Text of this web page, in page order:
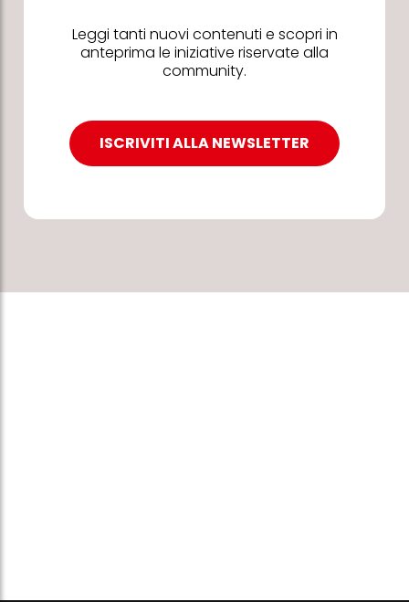
Leggi tanti nuovi contenuti e scopri in
anteprima le iniziative riservate alla
community.
ISCRIVITI ALLA NEWSLETTER